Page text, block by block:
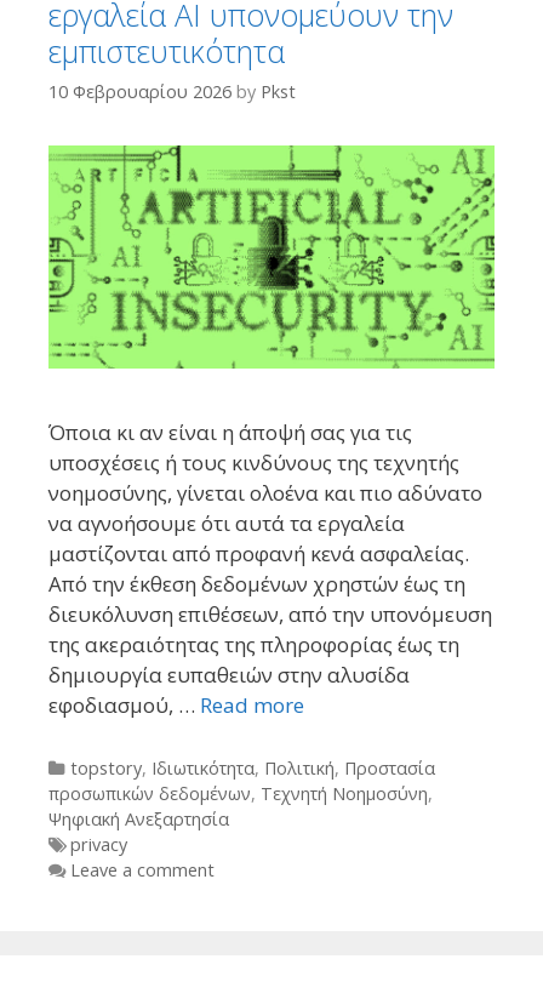
πρόσβαση σε ευρωπαϊκές βάσεις δεδομένων. Το τίμημα για τη
διατήρηση των ταξιδιών χωρίς βίζα, προειδοποιούν οργανώσεις
ψηφιακών δικαιωμάτων, είναι τα πιο ευαίσθητα προσωπικά
δεδομένα εκατομμυρίων ανθρώπων.Τι είναι το EBSPΤο 2022 η ...
εργαλεία AI υπονομεύουν την
εμπιστευτικότητα
10 Φεβρουαρίου 2026 by Pkst
Όποια κι αν είναι η άποψή σας για τις
υποσχέσεις ή τους κινδύνους της τεχνητής
νοημοσύνης, γίνεται ολοένα και πιο αδύνατο
να αγνοήσουμε ότι αυτά τα εργαλεία
μαστίζονται από προφανή κενά ασφαλείας.
Από την έκθεση δεδομένων χρηστών έως τη
διευκόλυνση επιθέσεων, από την υπονόμευση
της ακεραιότητας της πληροφορίας έως τη
δημιουργία ευπαθειών στην αλυσίδα
εφοδιασμού, … Read more
Categories
topstory, Ιδιωτικότητα, Πολιτική, Προστασία
προσωπικών δεδομένων, Τεχνητή Νοημοσύνη,
Ψηφιακή Ανεξαρτησία
Tags
privacy
Leave a comment